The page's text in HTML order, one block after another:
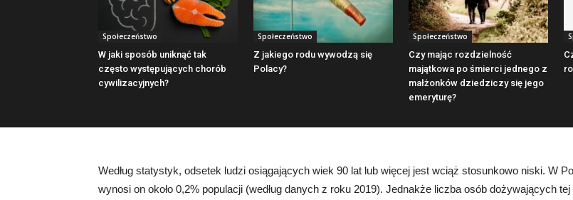
Społeczeństwo
W jaki sposób uniknąć tak
często występujących chorób
cywilizacyjnych?
Społeczeństwo
Z jakiego rodu wywodzą się
Polacy?
Społeczeństwo
Czy mając rozdzielność
majątkowa po śmierci jednego z
małżonków dziedziczy się jego
emeryturę?
Według statystyk, odsetek ludzi osiągających wiek 90 lat lub więcej jest wciąż stosunkowo niski. W
wynosi on około 0,2% populacji (według danych z roku 2019). Jednakże liczba osób dożywających tej